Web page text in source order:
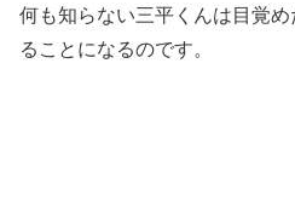
何も知らない三平くんは目覚
ることになるのです。